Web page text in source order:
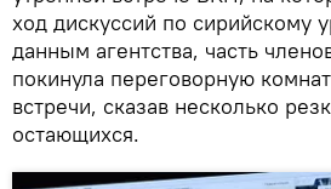
ход дискуссий по сирийскому
данным агентства, часть
покинула переговорную
встречи, сказав несколько
остающихся.